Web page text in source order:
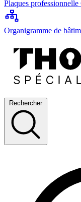
Plaques professionnelle
Organigramme de
Rechercher